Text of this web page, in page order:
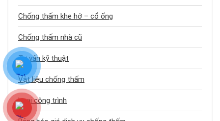
Chống thấm khe hở – cổ ống
Chống thấm nhà cũ
Tư vấn kỹ thuật
Vật liệu chống thấm
Loại công trình